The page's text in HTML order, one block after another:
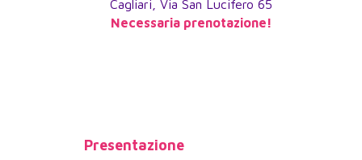
Cagliari, Via San Lucifero 65
Necessaria prenotazione!
Presentazione